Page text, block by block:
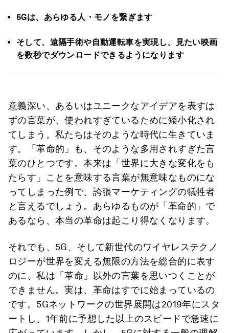
5Gは、あらゆる人・モノを繋ぎます
そして、遠隔手術や自動運転車を実現し、見たい映画
を数秒でダウンロードできるようになります
意義深い、あるいはユニークなアイデアを表すは
ずの言葉が、使われすぎているために矮小化され
てしまう。私たちはそのような時代に生きていま
す。「革命的」も、そのような多用されすぎた言
葉のひとつです。本来は「世界に大きな変化をも
たらす」ことを意味する言葉が無意味なものにな
ってしまった例で、誇張マーケティングの犠牲者
と言えるでしょう。あらゆるものが「革命的」で
あるなら、本当の革命は起こり得なくなります。
それでも、5G、そして新世代のワイヤレステクノ
ロジーが世界を変える無限の方法を総合的に表す
のに、私は「革命」以外の言葉を思いつくことが
できません。実は、革命はすでに始まっているの
です。5Gネットワークの世界展開は2019年にスタ
ートし、1年前に予想した以上のスピードで急速に